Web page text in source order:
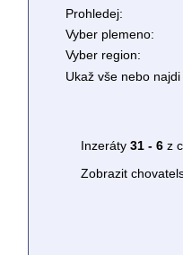
Prohledej:
Vyber plemeno:
Vyber region:
Ukaž vše nebo
Inzeráty 31 - 6 z
Zobrazit